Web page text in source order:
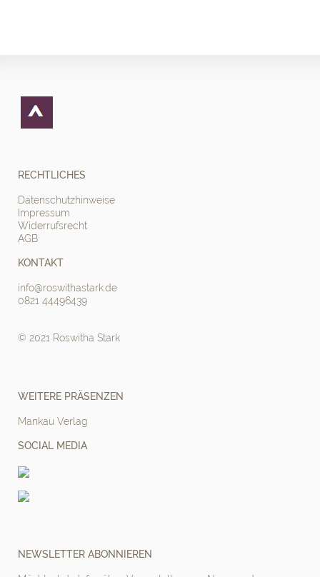
RECHTLICHES
Datenschutzhinweise
Impressum
Widerrufsrecht
AGB
KONTAKT
info@roswithastark.de
0821 44496439
© 2021 Roswitha Stark
WEITERE PRÄSENZEN
Mankau Verlag
SOCIAL MEDIA
NEWSLETTER ABONNIEREN